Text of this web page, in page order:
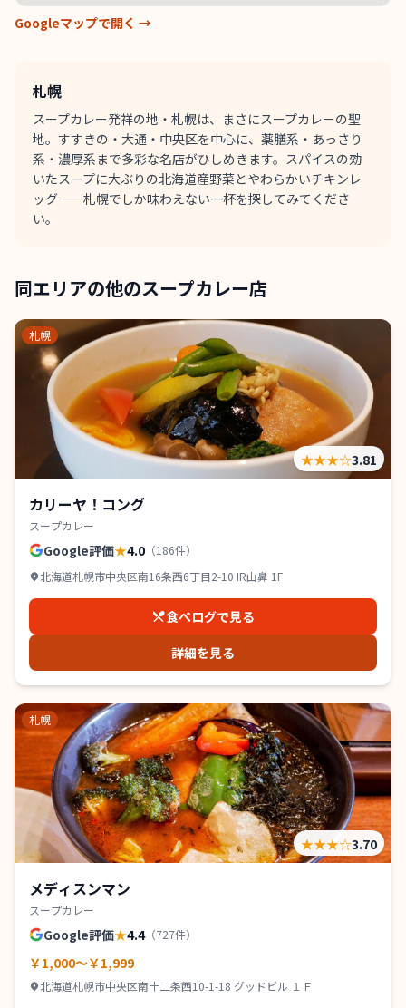
Googleマップで開く →
札幌
スープカレー発祥の地・札幌は、まさにスープカレーの聖
地。すすきの・大通・中央区を中心に、薬膳系・あっさり
系・濃厚系まで多彩な名店がひしめきます。スパイスの効
いたスープに大ぶりの北海道産野菜とやわらかいチキンレ
ッグ——札幌でしか味わえない一杯を探してみてくださ
い。
同エリアの他のスープカレー店
札幌
★★★☆3.81
カリーヤ！コング
スープカレー
Google評価★4.0 （186件）
北海道札幌市中央区南16条西6丁目2-10 IR山鼻 1F
食べログで見る
詳細を見る
札幌
★★★☆3.70
メディスンマン
スープカレー
Google評価★4.4（727件）
￥1,000～￥1,999
北海道札幌市中央区南十二条西10-1-18 グッドビル １Ｆ